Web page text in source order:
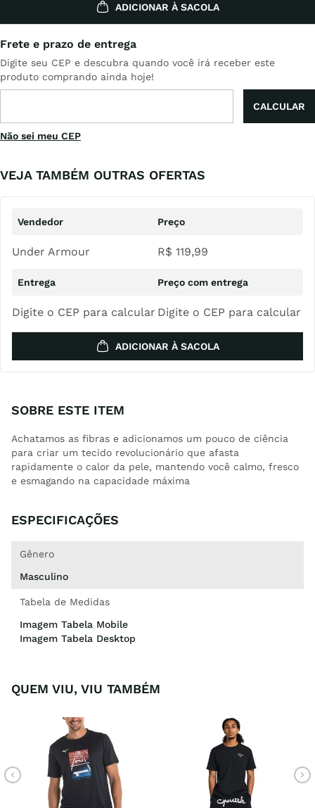
ADICIONAR À SACOLA
Não sei meu CEP
VEJA TAMBÉM OUTRAS OFERTAS
Under Armour R$ 119,99
Digite o CEP para calcular Digite o CEP para calcular
ADICIONAR À SACOLA
SOBRE ESTE ITEM
Achatamos as fibras e adicionamos um pouco de ciência
para criar um tecido revolucionário que afasta
rapidamente o calor da pele, mantendo você calmo, fresco
e esmagando na capacidade máxima
ESPECIFICAÇÕES
Gênero
Masculino
Tabela de Medidas
Imagem Tabela Mobile
Imagem Tabela Desktop
QUEM VIU, VIU TAMBÉM